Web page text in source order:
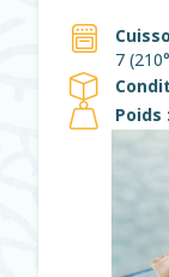
7
Poids :